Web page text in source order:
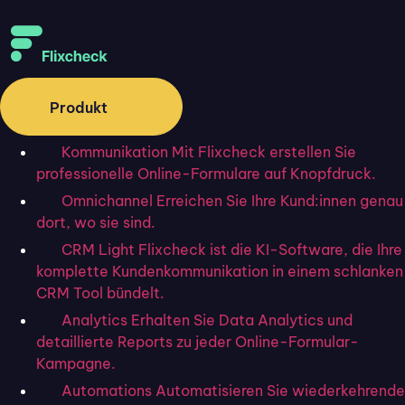
Produkt
Kommunikation Mit Flixcheck erstellen Sie
professionelle Online-Formulare auf Knopfdruck.
Omnichannel Erreichen Sie Ihre Kund:innen genau
dort, wo sie sind.
CRM Light Flixcheck ist die KI-Software, die Ihre
komplette Kundenkommunikation in einem schlanken
CRM Tool bündelt.
Analytics Erhalten Sie Data Analytics und
detaillierte Reports zu jeder Online-Formular-
Kampagne.
Automations Automatisieren Sie wiederkehrende
Wie können wir Ihnen
weiterhelfen?
Weitere Suchvorschläge:
Digitale Unterschrift
AccountingBezahlung
Startseite»Helpcenter»FAQ »Gibt es Flixcheck
auf Englisch?